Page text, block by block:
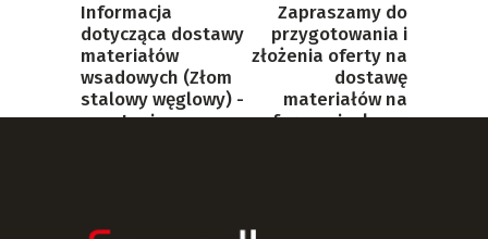
Informacja
dotycząca dostawy
materiałów
wsadowych (Złom
stalowy węglowy) -
zapytanie
Zapraszamy do
przygotowania i
złożenia oferty na
dostawę
materiałów na
formy piaskowe